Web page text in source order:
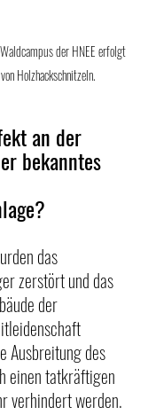
der HNEE erfolgt
Holzhackschnitzeln.
an der
bekanntes
das
zerstört und das
der
Ausbreitung des
einen tatkräftigen
verhindert werden.